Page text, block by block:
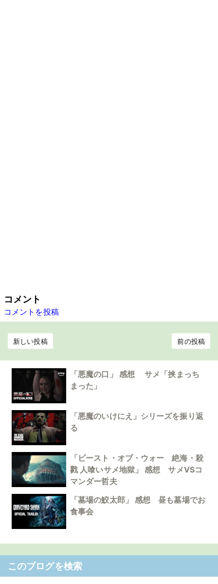
コメント
コメントを投稿
新しい投稿 前の投稿
「悪魔の口」 感想 サメ「挟まっち
まった」
「悪魔のいけにえ」シリーズを振り返
る
「ビースト・オブ・ウォー 絶海・殺
戮 人喰いサメ地獄」 感想 サメVSコ
マンダー哲夫
「墓場の鮫太郎」 感想 昼も墓場でお
食事会
このブログを検索